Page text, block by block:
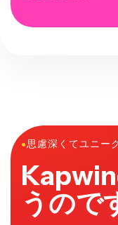
●思慮深くてユニー
うので